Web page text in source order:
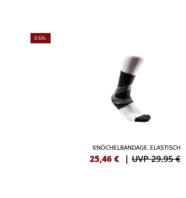
DEAL
KNÖCHELBANDAGE, ELASTISCH
25,46 € | UVP 29,95 €